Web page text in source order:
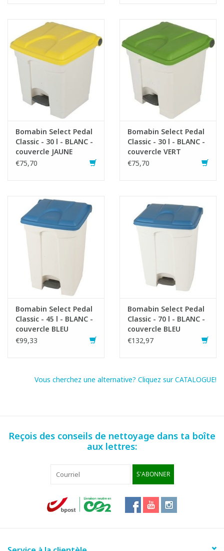
Bomabin Select Pedal
Classic - 30 l - BLANC -
couvercle JAUNE
€75,70
Bomabin Select Pedal
Classic - 30 l - BLANC -
couvercle VERT
€75,70
Bomabin Select Pedal
Classic - 45 l - BLANC -
couvercle BLEU
€99,33
Bomabin Select Pedal
Classic - 70 l - BLANC -
couvercle BLEU
€132,97
Vous cherchez une alternative? Cliquez sur CATALOGUE!
Reçois des conseils de nettoyage dans ta boîte
aux lettres:
S'ABONNER